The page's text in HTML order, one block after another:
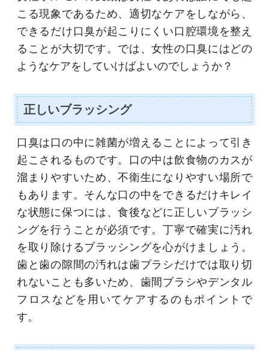
こる現象であるため、適切なケアをしながら、
できるだけ口臭が起こりにくい口腔環境を整え
ることが大切です。では、女性の口臭にはどの
ようなケアをしていけばよいのでしょうか？
正しいブラッシング
口臭は口の中に雑菌が増えることによって引き
起こされるものです。口の中は飲食物のカスが
溜まりやすいため、不衛生になりやすい場所で
もあります。そんな口の中をできるだけキレイ
な状態に保つには、食後などに正しいブラッシ
ングを行うことが必須です。丁寧で確実に汚れ
を取り除けるブラッシングを心がけましょう。
歯と歯の隙間の汚れは歯ブラシだけでは取り切
れないことも多いため、歯間ブラシやデンタル
フロスなどを用いてケアするのもポイントで
す。